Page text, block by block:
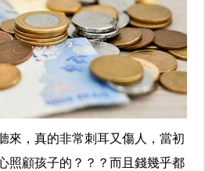
來，真的非常刺耳又傷人，當初
照顧孩子的？？？而且錢幾乎都